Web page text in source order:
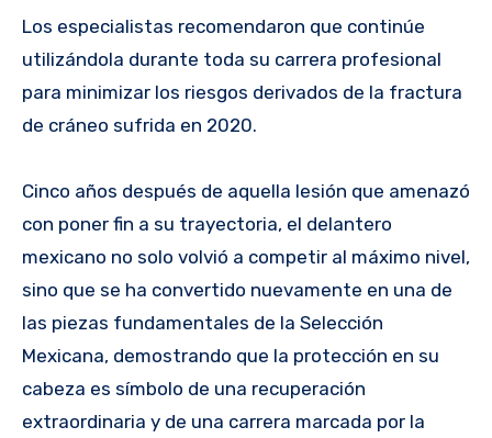
Los especialistas recomendaron que continúe
utilizándola durante toda su carrera profesional
para minimizar los riesgos derivados de la fractura
de cráneo sufrida en 2020.
Cinco años después de aquella lesión que amenazó
con poner fin a su trayectoria, el delantero
mexicano no solo volvió a competir al máximo nivel,
sino que se ha convertido nuevamente en una de
las piezas fundamentales de la Selección
Mexicana, demostrando que la protección en su
cabeza es símbolo de una recuperación
extraordinaria y de una carrera marcada por la